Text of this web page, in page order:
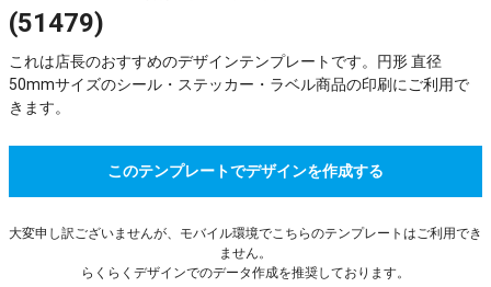
(51479)
これは店長のおすすめのデザインテンプレートです。円形 直径
50mmサイズのシール・ステッカー・ラベル商品の印刷にご利用で
きます。
このテンプレートでデザインを作成する
大変申し訳ございませんが、モバイル環境でこちらのテンプレートはご利用でき
ません。
らくらくデザインでのデータ作成を推奨しております。